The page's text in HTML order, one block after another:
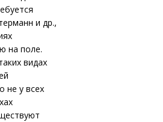
и др.,
на поле.
видах
не у всех